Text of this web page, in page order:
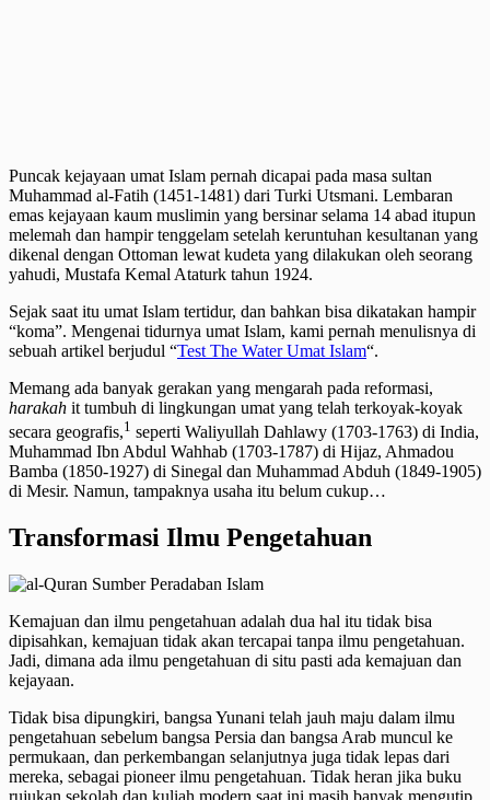
Puncak kejayaan umat Islam pernah dicapai pada masa sultan
Muhammad al-Fatih (1451-1481) dari Turki Utsmani. Lembaran
emas kejayaan kaum muslimin yang bersinar selama 14 abad itupun
melemah dan hampir tenggelam setelah keruntuhan kesultanan yang
dikenal dengan Ottoman lewat kudeta yang dilakukan oleh seorang
yahudi, Mustafa Kemal Ataturk tahun 1924.
Sejak saat itu umat Islam tertidur, dan bahkan bisa dikatakan hampir
“koma”. Mengenai tidurnya umat Islam, kami pernah menulisnya di
sebuah artikel berjudul “Test The Water Umat Islam“.
Memang ada banyak gerakan yang mengarah pada reformasi,
harakah it tumbuh di lingkungan umat yang telah terkoyak-koyak
secara geografis,1 seperti Waliyullah Dahlawy (1703-1763) di India,
Muhammad Ibn Abdul Wahhab (1703-1787) di Hijaz, Ahmadou
Bamba (1850-1927) di Sinegal dan Muhammad Abduh (1849-1905)
di Mesir. Namun, tampaknya usaha itu belum cukup…
Transformasi Ilmu Pengetahuan
Kemajuan dan ilmu pengetahuan adalah dua hal itu tidak bisa
dipisahkan, kemajuan tidak akan tercapai tanpa ilmu pengetahuan.
Jadi, dimana ada ilmu pengetahuan di situ pasti ada kemajuan dan
kejayaan.
Tidak bisa dipungkiri, bangsa Yunani telah jauh maju dalam ilmu
pengetahuan sebelum bangsa Persia dan bangsa Arab muncul ke
permukaan, dan perkembangan selanjutnya juga tidak lepas dari
mereka, sebagai pioneer ilmu pengetahuan. Tidak heran jika buku
rujukan sekolah dan kuliah modern saat ini masih banyak mengutip